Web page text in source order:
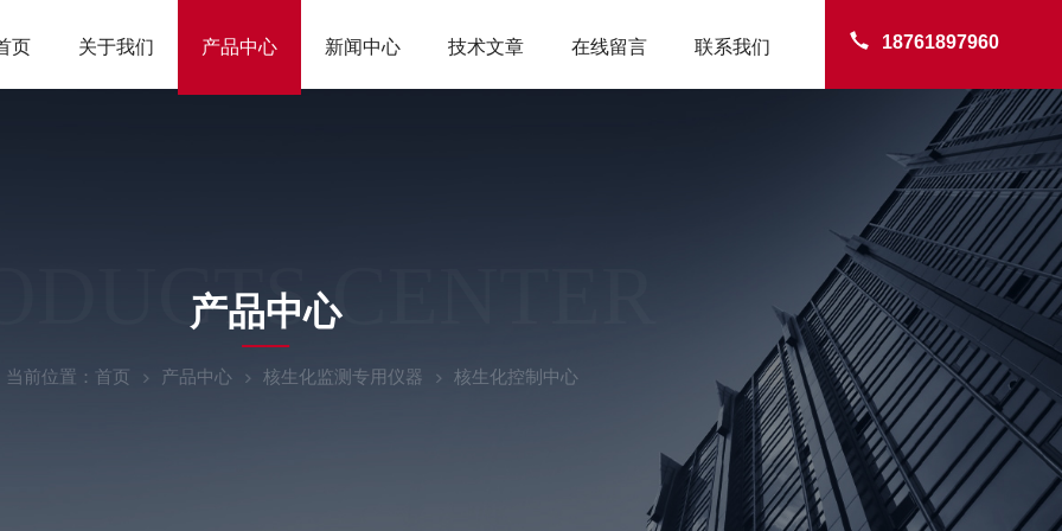
18761897960
页 关于我们 产品中心 新闻中心 技术文章 在线留言 联系我们
CENTER
产品中心
当前位置： 首页 产品中心 核生化监测专用仪器 核生化控制中心